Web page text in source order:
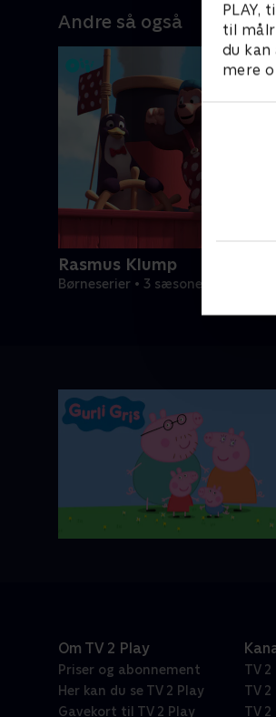
PLAY,
til
du
mere
Andre så også
Rasmus Klump
Børneserier • 3 sæsoner
Om TV 2 Play
Priser og abonnement
Her kan du se TV 2 Play
Gavekort til TV 2 Play
TV 2
TV
TV 2